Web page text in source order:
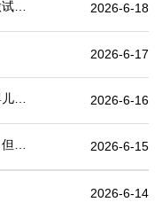
2026-6-18
2026-6-17
2026-6-16
2026-6-15
2026-6-14